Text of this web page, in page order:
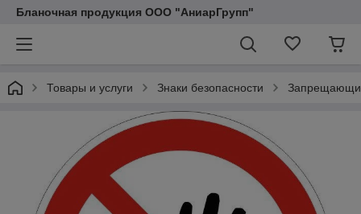
Бланочная продукция ООО "АниарГрупп"
Товары и услуги Знаки безопасности